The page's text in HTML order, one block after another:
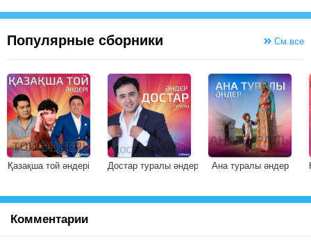
Популярные сборники См.все
Қазақша той әндері Достар туралы әндер Ана туралы әндер
Комментарии